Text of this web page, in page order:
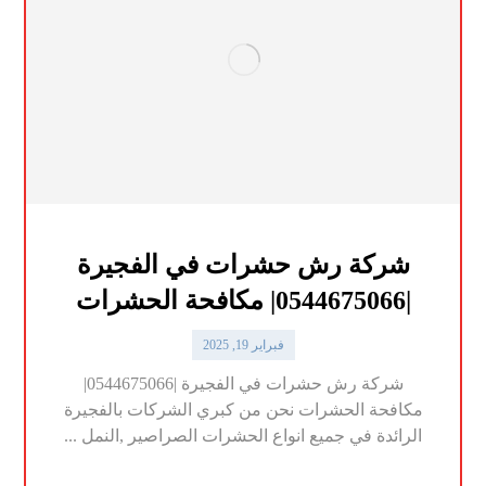
شركة رش حشرات في الفجيرة
|0544675066| مكافحة الحشرات
فبراير 19, 2025
شركة رش حشرات في الفجيرة |0544675066|
مكافحة الحشرات نحن من كبري الشركات بالفجيرة
الرائدة في جميع انواع الحشرات الصراصير ,النمل ...